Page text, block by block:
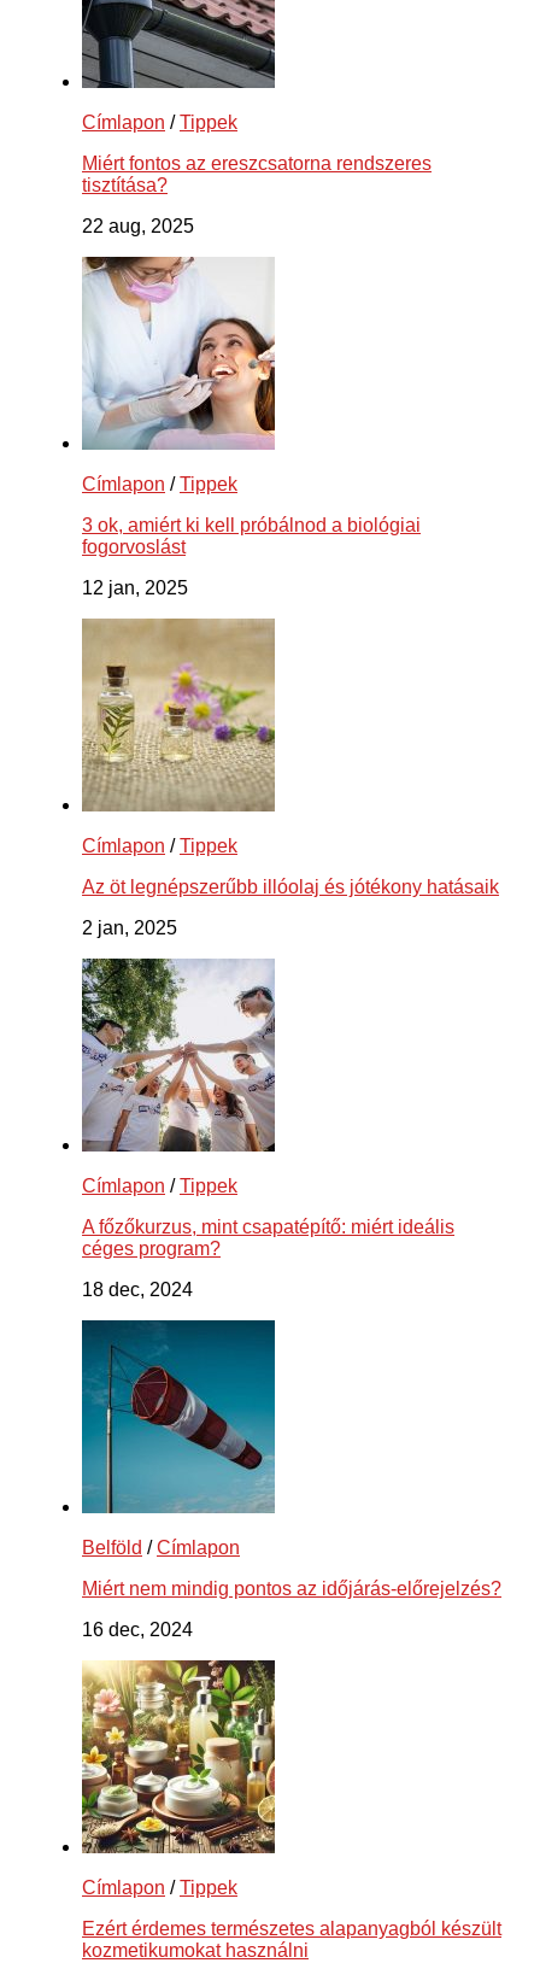
Címlapon /Tippek
Miért fontos az ereszcsatorna rendszeres
tisztítása?
22 aug, 2025
Címlapon /Tippek
3 ok, amiért ki kell próbálnod a biológiai
fogorvoslást
12 jan, 2025
Címlapon /Tippek
Az öt legnépszerűbb illóolaj és jótékony hatásaik
2 jan, 2025
Címlapon /Tippek
A főzőkurzus, mint csapatépítő: miért ideális
céges program?
18 dec, 2024
Belföld /Címlapon
Miért nem mindig pontos az időjárás-előrejelzés?
16 dec, 2024
Címlapon /Tippek
Ezért érdemes természetes alapanyagból készült
kozmetikumokat használni